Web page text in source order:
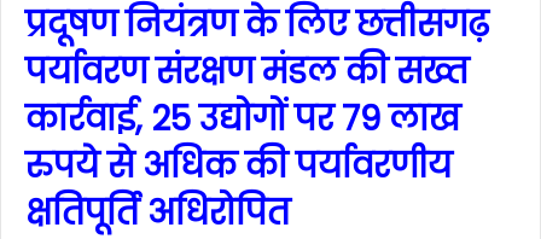
प्रदूषण नियंत्रण के लिए छत्तीसगढ़
पर्यावरण संरक्षण मंडल की सख्त
कार्रवाई, 25 उद्योगों पर 79 लाख
रुपये से अधिक की पर्यावरणीय
क्षतिपूर्ति अधिरोपित